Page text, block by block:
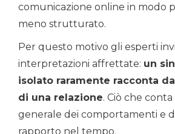
comunicazione online in modo
meno strutturato.
Per questo motivo gli esperti
interpretazioni affrettate: un
isolato raramente racconta
di una relazione. Ciò che
generale dei comportamenti e
rapporto nel tempo.